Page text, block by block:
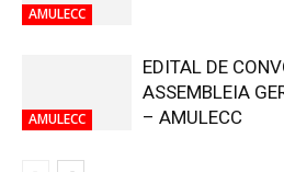
AMULECC
AMULECC
EDITAL DE
ASSEMBLEIA
– AMULECC